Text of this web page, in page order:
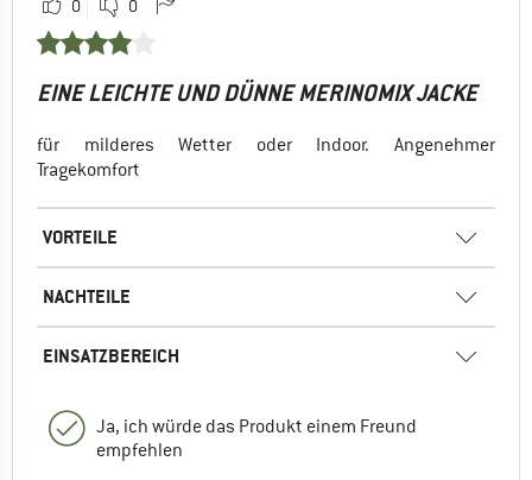
0 0
EINE LEICHTE UND DÜNNE MERINOMIX JACKE
für milderes Wetter oder Indoor. Angenehmer
Tragekomfort
VORTEILE
NACHTEILE
EINSATZBEREICH
Ja, ich würde das Produkt einem Freund
empfehlen